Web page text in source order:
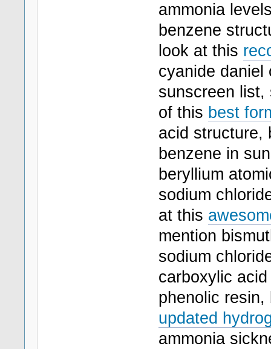
ammonia
benzene
look at this
cyanide daniel
sunscreen
of this best
acid structure,
benzene in
beryllium
sodium
at this
mention
sodium
carboxylic
phenolic
updated
ammonia